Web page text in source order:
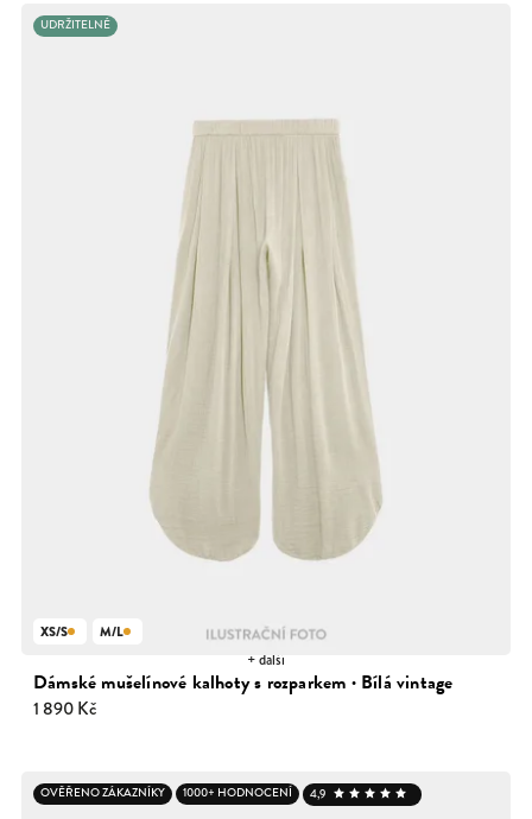
UDRŽITELNÉ
Dámské mušelínové kalhoty s rozparkem · Bílá vintage
1 890 Kč
XS/S M/L
+ další
OVĚŘENO ZÁKAZNÍKY 1000+ HODNOCENÍ 4,9